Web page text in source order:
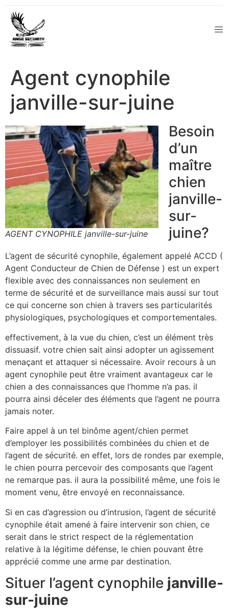
Agent cynophile
janville-sur-juine
AGENT CYNOPHILE janville-sur-juine
Besoin
d’un
maître
chien
janville-
sur-
juine?
L’agent de sécurité cynophile, également appelé ACCD (
Agent Conducteur de Chien de Défense ) est un expert
flexible avec des connaissances non seulement en
terme de sécurité et de surveillance mais aussi sur tout
ce qui concerne son chien à travers ses particularités
physiologiques, psychologiques et comportementales.
effectivement, à la vue du chien, c’est un élément très
dissuasif. votre chien sait ainsi adopter un agissement
menaçant et attaquer si nécessaire. Avoir recours à un
agent cynophile peut être vraiment avantageux car le
chien a des connaissances que l’homme n’a pas. il
pourra ainsi déceler des éléments que l’agent ne pourra
jamais noter.
Faire appel à un tel binôme agent/chien permet
d’employer les possibilités combinées du chien et de
l’agent de sécurité. en effet, lors de rondes par exemple,
le chien pourra percevoir des composants que l’agent
ne remarque pas. il aura la possibilité même, une fois le
moment venu, être envoyé en reconnaissance.
Si en cas d’agression ou d’intrusion, l’agent de sécurité
cynophile était amené à faire intervenir son chien, ce
serait dans le strict respect de la réglementation
relative à la légitime défense, le chien pouvant être
apprécié comme une arme par destination.
Situer l’agent cynophile janville-
sur-juine